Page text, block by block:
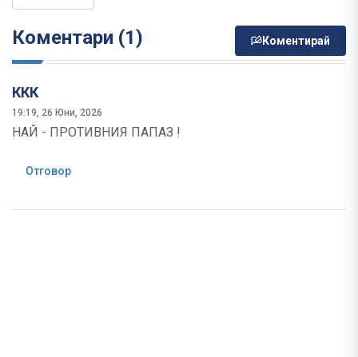
Коментари (1) Коментирай
ККК
19:19, 26 Юни, 2026
НАЙ - ПРОТИВНИЯ ПАПАЗ !
Отговор